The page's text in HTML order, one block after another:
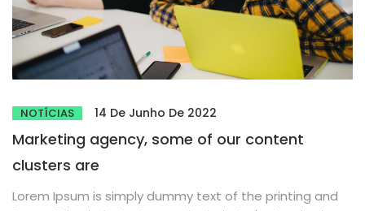
NOTÍCIAS 14 De Junho De 2022
Marketing agency, some of our content
clusters are
Lorem Ipsum is simply dummy text of the printing and